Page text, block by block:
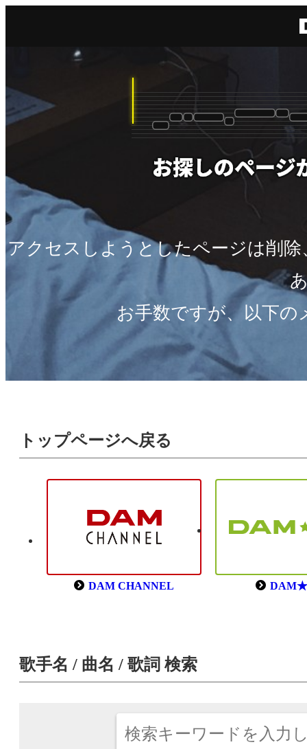
アクセスしようとしたページは削
お手数ですが、以下
トップページへ戻る
DAM CHANNEL DAM★
歌手名 / 曲名 / 歌詞 検索